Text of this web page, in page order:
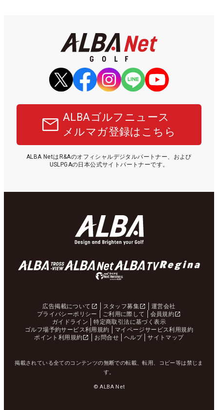
ALBAゴルフニュース
メルマガ登録はこちら
ALBA NetはR&Aのオフィシャルデジタルパートナー、および
USLPGAの日本公式サイトパートナーです。
広告掲載について スタッフ募集
運営会社
プライバシーポリシー
ご利用に際して
会員規約
ガイドライン
特定商取引法に基づく表示
ゴルフ場予約サービス利用規約
マイページサービス利用規約
ポイント利用規約
お問合せ ヘルプ サイトマップ
掲載されている全てのコンテンツの無断での転載、転用、コピー等は禁じま
す。
© ALBA Net